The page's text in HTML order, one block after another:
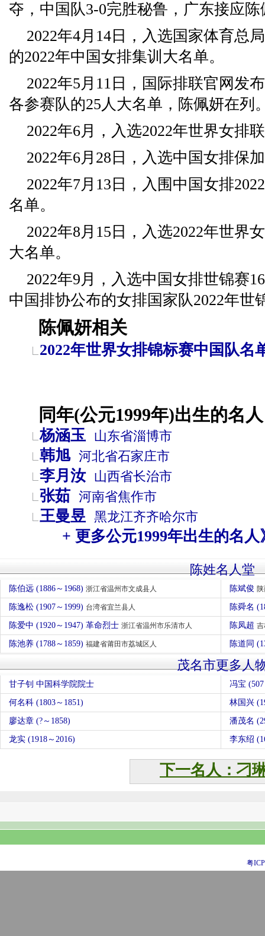
夺，中国队3-0完胜秘鲁，广东接应
2022年4月14日，入选国家体育总
的2022年中国女排集训大名单。
2022年5月11日，国际排联官网发
各参赛队的25人大名单，陈佩妍在列
2022年6月，入选2022年世界女排
2022年6月28日，入选中国女排保
2022年7月13日，入围中国女排
名单。
2022年8月15日，入选2022年世界
大名单。
2022年9月，入选中国女排世锦赛
中国排协公布的女排国家队2022年世
陈佩妍相关
2022年世界女排锦标赛中国队名
同年(公元1999年)出生的名
杨涵玉 山东省淄博市
韩旭 河北省石家庄市
李月汝 山西省长治市
张茹 河南省焦作市
王曼昱 黑龙江齐齐哈尔市
+ 更多公元1999年出生的名人
陈姓名人堂
陈伯远 (1886～1968) 浙江省温州市文成县人 陈斌俊
陈逸松 (1907～1999) 台湾省宜兰县人 陈舜名
陈爱中 (1920～1947) 革命烈士 浙江省温州市乐清市人 陈凤超
陈池养 (1788～1859) 福建省莆田市荔城区人 陈道同
茂名市更多人
甘子钊 中国科学院院士 冯宝
何名科 (1803～1851) 林国兴
廖达章 (?～1858) 潘茂名
龙实 (1918～2016) 李东绍
下一名人：刁
粤